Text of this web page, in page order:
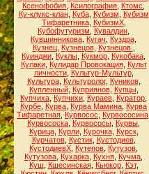
Ксенофобия Ксилография Ктомс
Ку-клукс-клан, Куба, Кубизм
Кубизм
Тифаретника, КубизмХ,
Кубофутуризм
Кувалдин
Кувшинникова Кугач Куздра
Кузнец, Кузнецов, Кузнецов.
Куинджи Куклы Кукмор Кукобака
Кулаки, Кулидар Провокация, Культ
личности, Культур-Мультур,
Культура, Культуролог, Куников,
Купленный, Куприянов, Купцы,
Купчиха Купчихи Кураев Куратор
Курбе Курва Курва Мамина Курва
Тифаретная Курвосос Курвососина
Курвососка Курвососы Курвы
Курица, Курли, Курочка, Курск,
Курчатов, Кустик, Кустодиев,
КустодиевХ Кутепов Кутузов
Кутузова Кухарка Кухня Кучма
Куш
Кшесинская, Кьюкор, Кэт,